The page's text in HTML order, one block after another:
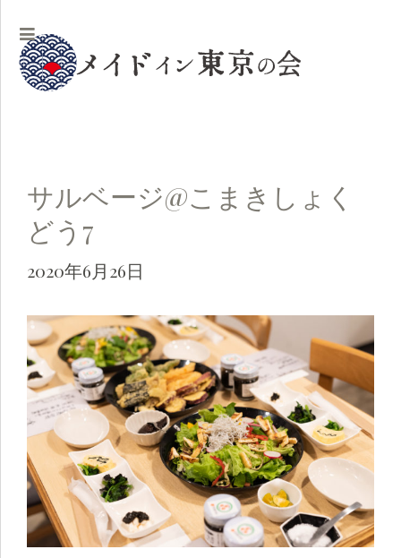
サルベージ@こまきしょく
どう7
2020年6月26日